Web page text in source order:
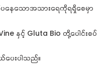
ေသောအသားရေကိုရရှိစေမှာ
နှင့် Gluta Bio တို့ပေါင်းစပ်
ေးပါသည်။